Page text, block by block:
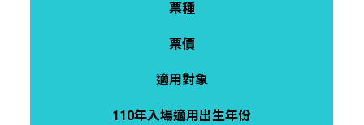
票種
票價
適用對象
110年入場適用出生年份